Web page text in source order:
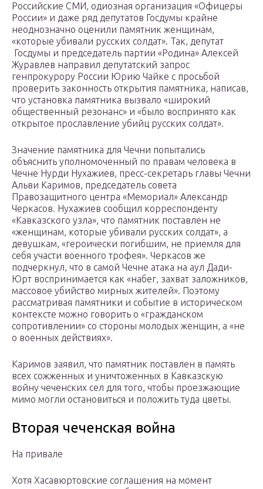
Российские СМИ, одиозная организация «Офицеры
России» и даже ряд депутатов Госдумы крайне
неоднозначно оценили памятник женщинам,
«которые убивали русских солдат». Так, депутат
Госдумы и председатель партии «Родина» Алексей
Журавлев направил депутатский запрос
генпрокурору России Юрию Чайке с просьбой
проверить законность открытия памятника, написав,
что установка памятника вызвало «широкий
общественный резонанс» и «было воспринято как
открытое прославление убийц русских солдат».
Значение памятника для Чечни попытались
объяснить уполномоченный по правам человека в
Чечне Нурди Нухажиев, пресс-секретарь главы Чечни
Альви Каримов, председатель совета
Правозащитного центра «Мемориал» Александр
Черкасов. Нухажиев сообщил корреспонденту
«Кавказского узла», что памятник поставлен не
«женщинам, которые убивали русских солдат», а
девушкам, «героически погибшим, не приемля для
себя участи военного трофея». Черкасов же
подчеркнул, что в самой Чечне атака на аул Дади-
Юрт воспринимается как «набег, захват заложников,
массовое убийство мирных жителей». Поэтому
рассматривая памятники и событие в историческом
контексте можно говорить о «гражданском
сопротивлении» со стороны молодых женщин, а «не
о военных действиях».
Каримов заявил, что памятник поставлен в память
всех сожженных и уничтоженных в Кавказскую
войну чеченских сел для того, чтобы проезжающие
мимо могли остановиться и положить туда цветы.
Вторая чеченская война
На привале
Хотя Хасавюртовские соглашения на момент